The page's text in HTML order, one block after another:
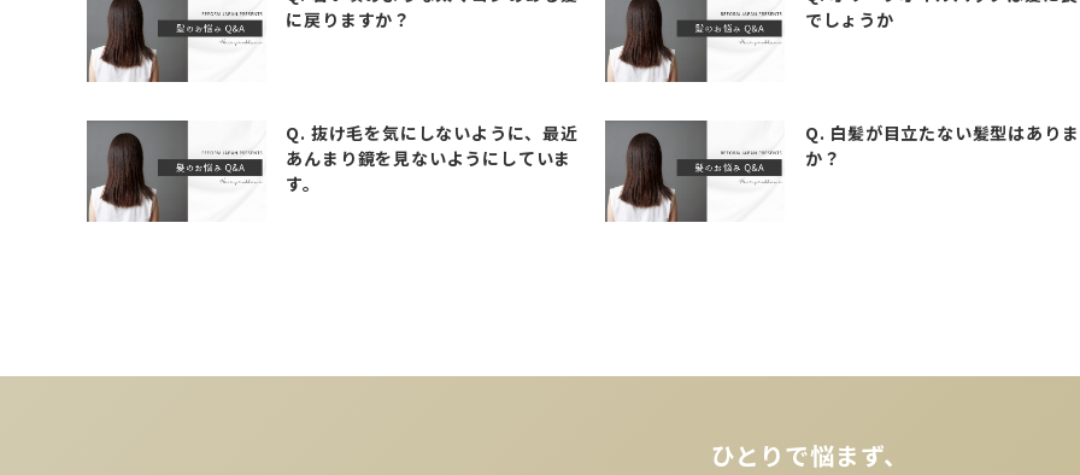
に戻りますか？
でしょうか
Q. 抜け毛を気にしないように、最近
あんまり鏡を見ないようにしていま
す。
Q. 白髪が目立たない髪型はあり
か？
ひとりで悩まず、